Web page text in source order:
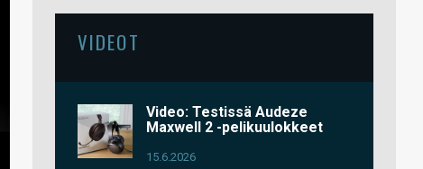
VIDEOT
Video: Testissä Audeze
Maxwell 2 -pelikuulokkeet
15.6.2026